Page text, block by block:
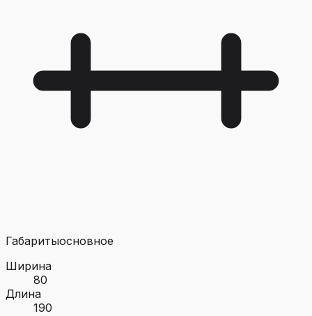
Габаритыосновное
Ширина
80
Длина
190